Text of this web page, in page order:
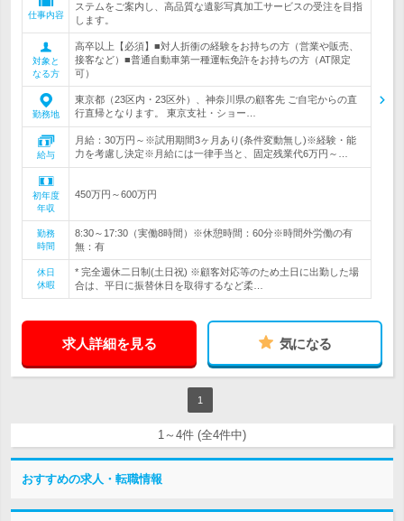
仕事内容
ステムをご案内し、高品質な遺影写真加工サービスの受注を目指
します。
対象と
なる方
高卒以上【必須】■対人折衝の経験をお持ちの方（営業や販売、
接客など）■普通自動車第一種運転免許をお持ちの方（AT限定
可）
勤務地
東京都（23区内・23区外）、神奈川県の顧客先 ご自宅からの直
行直帰となります。 東京支社・ショー…
給与
月給：30万円～※試用期間3ヶ月あり(条件変動無し)※経験・能
力を考慮し決定※月給には一律手当と、固定残業代6万円～…
初年度
年収
450万円～600万円
勤務
時間
8:30～17:30（実働8時間）※休憩時間：60分※時間外労働の有
無：有
休日
休暇
* 完全週休二日制(土日祝) ※顧客対応等のため土日に出勤した場
合は、平日に振替休日を取得するなど柔…
求人詳細を見る 気になる
1
1～4件 (全4件中)
おすすめの求人・転職情報